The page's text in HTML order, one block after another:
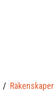
Räkenskaper